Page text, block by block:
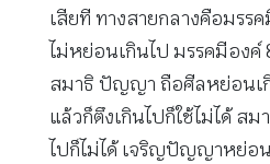
เสียที ทางสายกลางคือมรร
ไม่หย่อนเกินไป มรรคมีองค์
สมาธิ ปัญญา ถือศีลหย่อนเกิ
แล้วก็ตึงเกินไปก็ใช้ไม่ได้ ส
ไปก็ไม่ได้ เจริญปัญญาหย่อน